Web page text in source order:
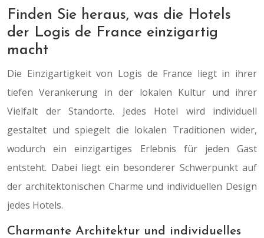
Finden Sie heraus, was die Hotels
der Logis de France einzigartig
macht
Die Einzigartigkeit von Logis de France liegt in ihrer
tiefen Verankerung in der lokalen Kultur und ihrer
Vielfalt der Standorte. Jedes Hotel wird individuell
gestaltet und spiegelt die lokalen Traditionen wider,
wodurch ein einzigartiges Erlebnis für jeden Gast
entsteht. Dabei liegt ein besonderer Schwerpunkt auf
der architektonischen Charme und individuellen Design
jedes Hotels.
Charmante Architektur und individuelles